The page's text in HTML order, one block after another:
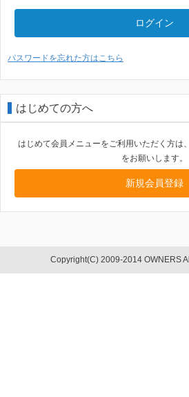
ログイン
パスワードを忘れた方はこちら
はじめての方へ
はじめて会員メニューをご利用いただく方は
をお願いします。
新規会員登録
Copyright(C) 2009-2014 OWNERS